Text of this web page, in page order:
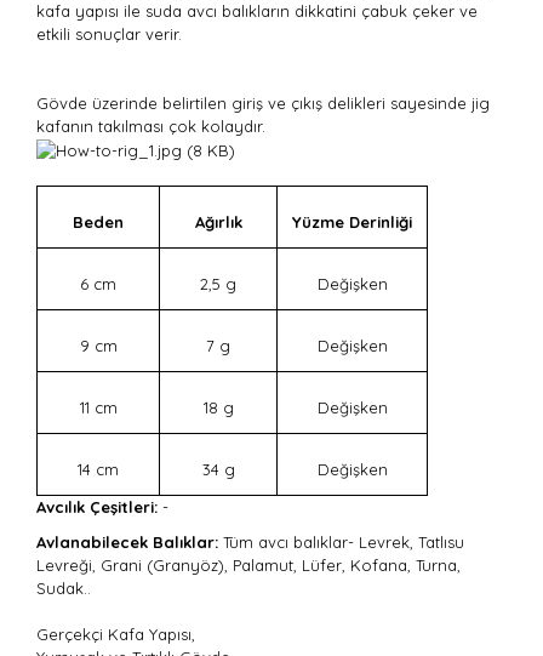
kafa yapısı ile suda avcı balıkların dikkatini çabuk çeker ve
etkili sonuçlar verir.
Gövde üzerinde belirtilen giriş ve çıkış delikleri sayesinde jig
kafanın takılması çok kolaydır.
Beden Ağırlık Yüzme Derinliği
6 cm 2,5 g Değişken
9 cm 7 g Değişken
11 cm 18 g Değişken
14 cm 34 g
Değişken
Avcılık Çeşitleri: -
Avlanabilecek Balıklar: Tüm avcı balıklar- Levrek, Tatlısu
Levreği, Grani (Granyöz), Palamut, Lüfer, Kofana, Turna,
Sudak..
Gerçekçi Kafa Yapısı,